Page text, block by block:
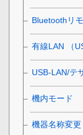
Bluetoothリ
有線LAN （
USB-LAN/テ
機内モード
機器名称変更